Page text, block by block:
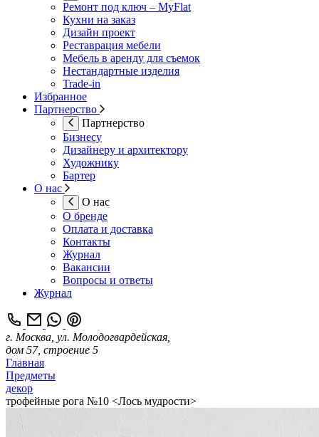
Ремонт под ключ – MyFlat
Кухни на заказ
Дизайн проект
Реставрация мебели
Мебель в аренду для съемок
Нестандартные изделия
Trade-in
Избранное
Партнерство
Партнерство
Бизнесу
Дизайнеру и архитектору
Художнику
Бартер
О нас
О нас
О бренде
Оплата и доставка
Контакты
Журнал
Вакансии
Вопросы и ответы
Журнал
г. Москва, ул. Молодогвардейская,
дом 57, строение 5
Главная
Предметы
декор
трофейные рога №10 <Лось мудрости>